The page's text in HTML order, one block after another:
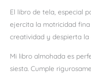
El libro de tela, especial
ejercita la motricidad
creatividad y despierta la
Mi libro almohada es
siesta. Cumple